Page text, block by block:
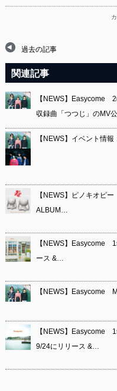
過去の記事
関連記事
【NEWS】Easycome
収録曲「つつじ」のMV
【NEWS】イベント情
【NEWS】ピノキオピ
ALBUM…
【NEWS】Easycome
ース &…
【NEWS】Easycome
【NEWS】Easycome
9/24にリリース &…